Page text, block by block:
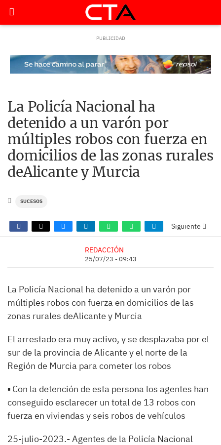
La Policía Nacional ha
detenido a un varón por
múltiples robos con fuerza en
domicilios de las zonas rurales
deAlicante y Murcia
SUCESOS
Siguiente
REDACCIÓN
25/07/23 - 09:43
La Policía Nacional ha detenido a un varón por
múltiples robos con fuerza en domicilios de las
zonas rurales deAlicante y Murcia
El arrestado era muy activo, y se desplazaba por el
sur de la provincia de Alicante y el norte de la
Región de Murcia para cometer los robos
▪ Con la detención de esta persona los agentes han
conseguido esclarecer un total de 13 robos con
fuerza en viviendas y seis robos de vehículos
25-julio-2023.- Agentes de la Policía Nacional